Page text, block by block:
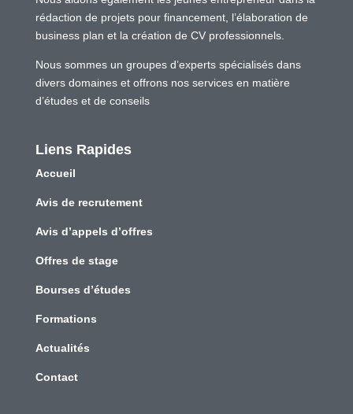
rédaction de projets pour financement, l’élaboration de
business plan et la création de CV professionnels.
Nous sommes un groupes d’experts spécialisés dans
divers domaines et offrons nos services en matière
d’études et de conseils
Liens Rapides
Accueil
Avis de recrutement
Avis d’appels d’offres
Offres de stage
Bourses d’études
Formations
Actualités
Contact